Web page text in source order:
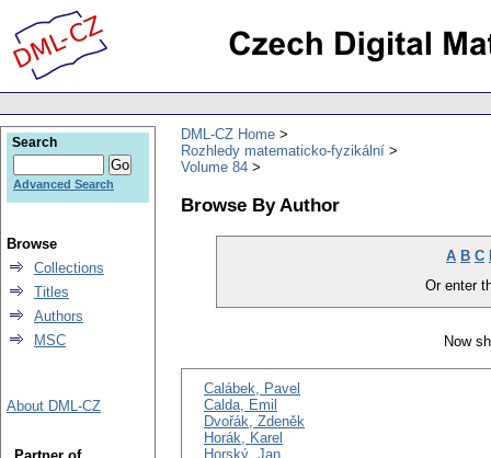
DML-CZ Home
Rozhledy matematicko-fyzikální
Volume 84
Browse By Author
A B C
Or enter
Now
Calábek, Pavel
Calda, Emil
Dvořák, Zdeněk
Horák, Karel
Horský, Jan
Search
Advanced Search
Browse
Collections
Titles
Authors
MSC
About DML-CZ